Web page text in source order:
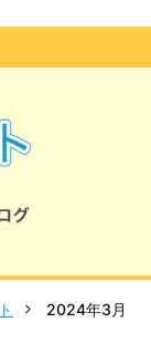
2024年3月